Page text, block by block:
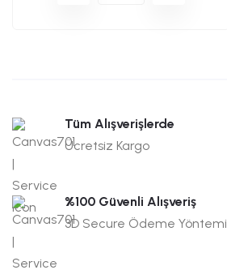
Tüm Alışverişlerde
Ücretsiz Kargo
%100 Güvenli Alışveriş
3D Secure Ödeme Yöntemi